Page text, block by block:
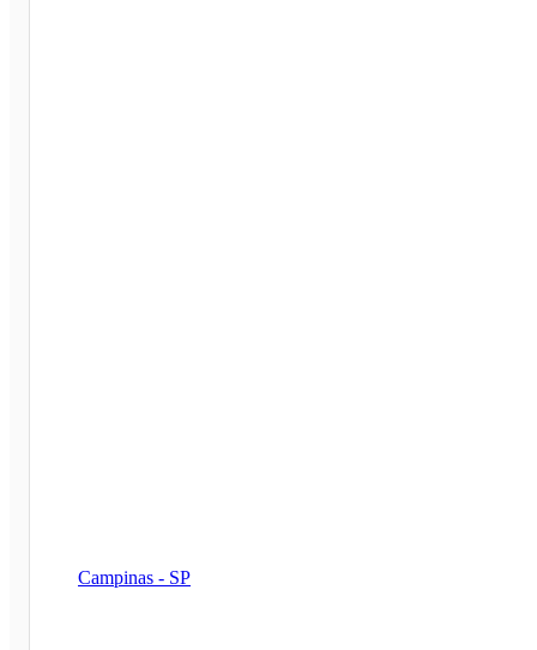
Campinas - SP